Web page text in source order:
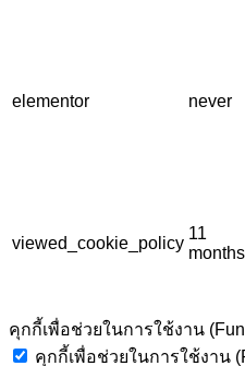
elementor never
viewed_cookie_policy
11
months
คุกกี้เพื่อช่วยในการใช้งาน
คุกกี้เพื่อช่วยในการใช้งาน